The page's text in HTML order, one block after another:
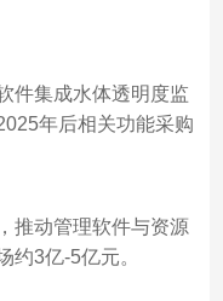
件集成‌水体透明度监
年后相关功能采购
推动管理软件与资源
约‌3亿-5亿元‌‌。